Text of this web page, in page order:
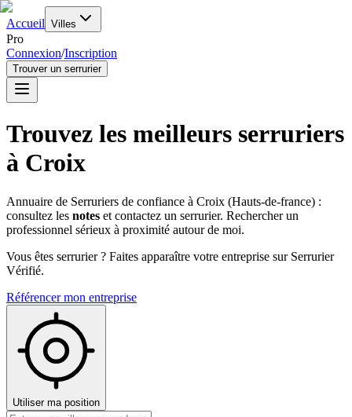
Accueil Villes
Pro
Connexion/Inscription
Trouver un serrurier
Trouvez les meilleurs serruriers
à Croix
Annuaire de Serruriers de confiance à Croix (Hauts-de-france) :
consultez les notes et contactez un serrurier. Rechercher un
professionnel sérieux à proximité autour de moi.
Vous êtes serrurier ? Faites apparaître votre entreprise sur Serrurier
Vérifié.
Référencer mon entreprise
Utiliser ma position